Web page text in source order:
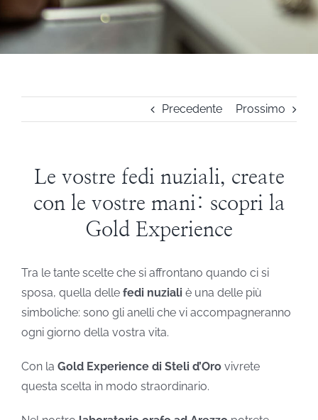
STEVE ANGELI
EXPERIENCE
CONTATTI
Precedente Prossimo
Le vostre fedi nuziali, create
con le vostre mani: scopri la
Gold Experience
Tra le tante scelte che si affrontano quando ci si
sposa, quella delle fedi nuziali è una delle più
simboliche: sono gli anelli che vi accompagneranno
ogni giorno della vostra vita.
Con la Gold Experience di Steli d’Oro vivrete
questa scelta in modo straordinario.